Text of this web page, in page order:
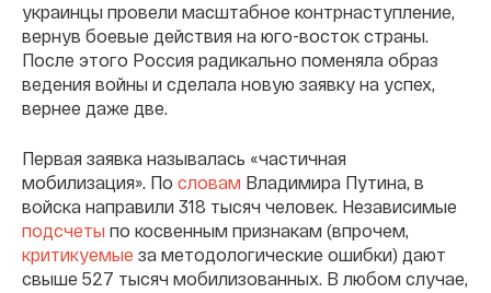
украинцы провели масштабное контрнаступление,
вернув боевые действия на юго-восток страны.
После этого Россия радикально поменяла образ
ведения войны и сделала новую заявку на успех,
вернее даже две.
Первая заявка называлась «частичная
мобилизация». По словам Владимира Путина, в
войска направили 318 тысяч человек. Независимые
подсчеты по косвенным признакам (впрочем,
критикуемые за методологические ошибки) дают
свыше 527 тысяч мобилизованных. В любом случае,